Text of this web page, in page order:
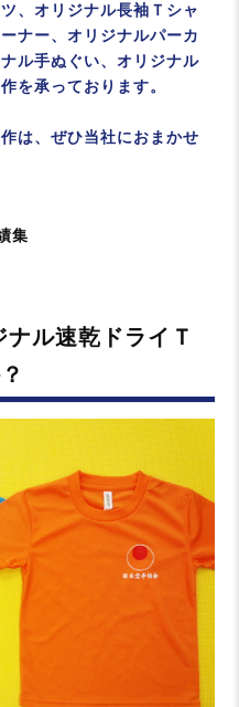
、オリジナル長袖Ｔシャ
ナー、オリジナルパーカ
ル手ぬぐい、オリジナル
を承っております。
は、ぜひ当社におまかせ
集
ル速乾ドライＴ